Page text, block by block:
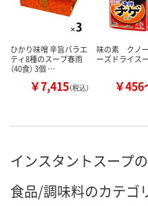
ひかり味噌 辛旨バラエ
ティ8種のスープ春雨
（40食） 3個 …
￥7,415（税込）
味の素 クノ
ーズドライス
￥456
インスタントスープ
食品/調味料のカテゴ